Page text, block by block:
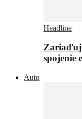
Headline
spojenie
Auto